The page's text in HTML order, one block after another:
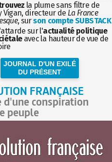
la plume sans filtre de
Vigan, directeur de La France
, surson compte SUBSTACK
sur l'actualité politique
avec la hauteur de vue de
JOURNAL D'UN EXILÉ
DU PRÉSENT
FRANÇAISE
conspiration
peuple